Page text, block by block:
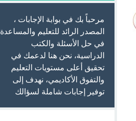
مرحباً بك في بوابة الإجابات ،
المصدر الرائد للتعليم والمساعدة
في حل الأسئلة والكتب
الدراسية، نحن هنا لدعمك في
تحقيق أعلى مستويات التعليم
والتفوق الأكاديمي، نهدف إلى
توفير إجابات شاملة لسؤالك